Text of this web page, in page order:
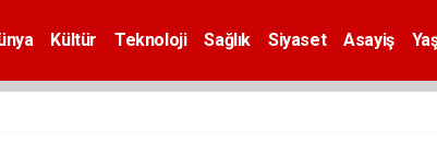
Kültür Teknoloji Sağlık Siyaset Asayiş